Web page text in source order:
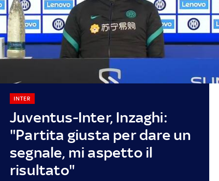
Juventus-Inter, Inzaghi:
"Partita giusta per dare un
segnale, mi aspetto il
risultato"
INTER